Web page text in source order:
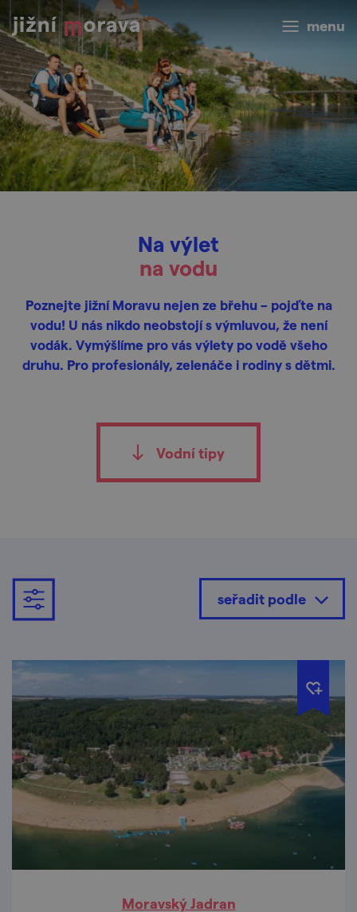
menu
Na výlet
na vodu
Poznejte jižní Moravu nejen ze břehu – pojďte na
vodu! U nás nikdo neobstojí s výmluvou, že není
vodák. Vymýšlíme pro vás výlety po vodě všeho
druhu. Pro profesionály, zelenáče i rodiny s dětmi.
Vodní tipy
seřadit podle
Moravský Jadran